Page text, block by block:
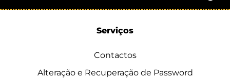
Serviços
Contactos
Alteração e Recuperação de Password